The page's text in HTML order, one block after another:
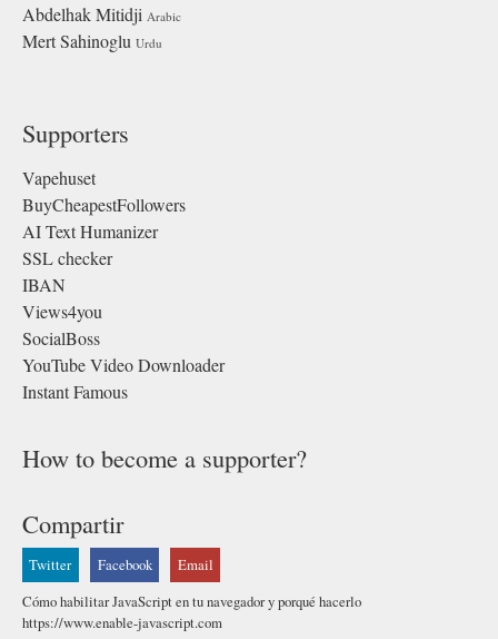
Abdelhak Mitidji Arabic
Mert Sahinoglu Urdu
Supporters
Vapehuset
BuyCheapestFollowers
AI Text Humanizer
SSL checker
IBAN
Views4you
SocialBoss
YouTube Video Downloader
Instant Famous
How to become a supporter?
Compartir
Twitter Facebook
Email
Cómo habilitar JavaScript en tu navegador y porqué hacerlo
https://www.enable-javascript.com